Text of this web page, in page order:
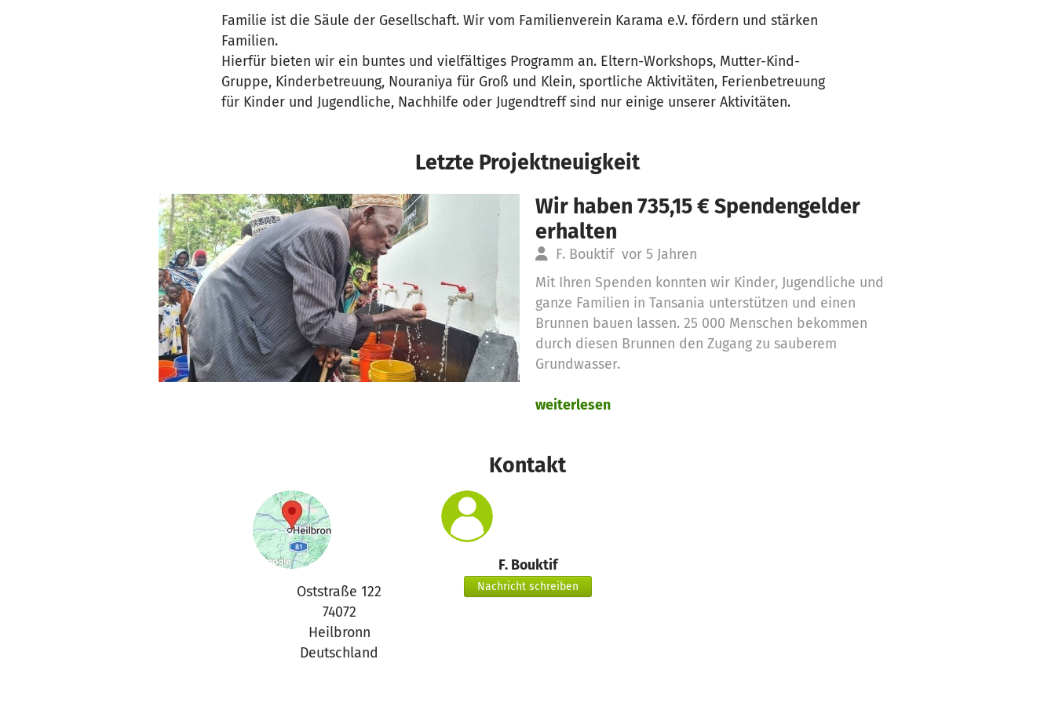
Familie ist die Säule der Gesellschaft. Wir vom Familienverein Karama e.V. fördern und stärken
Familien.
Hierfür bieten wir ein buntes und vielfältiges Programm an. Eltern-Workshops, Mutter-Kind-
Gruppe, Kinderbetreuung, Nouraniya für Groß und Klein, sportliche Aktivitäten, Ferienbetreuung
für Kinder und Jugendliche, Nachhilfe oder Jugendtreff sind nur einige unserer Aktivitäten.
Letzte Projektneuigkeit
Wir haben 735,15 € Spendengelder
erhalten
F. Bouktif vor 5 Jahren
Mit Ihren Spenden konnten wir Kinder, Jugendliche und
ganze Familien in Tansania unterstützen und einen
Brunnen bauen lassen. 25 000 Menschen bekommen
durch diesen Brunnen den Zugang zu sauberem
Grundwasser.
weiterlesen
Kontakt
Oststraße 122
74072
Heilbronn
Deutschland
F. Bouktif
Nachricht schreiben